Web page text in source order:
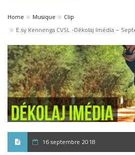
Home Musique
Clip
E.sy Kennenga CVSL -Dékolaj Imédia –
16 septembre 2018